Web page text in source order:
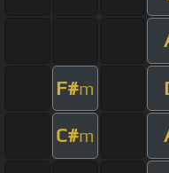
F#m
C#m